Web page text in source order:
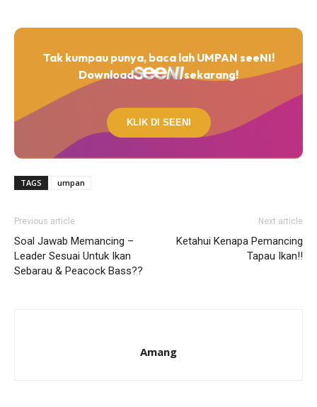
Tak kumpau punya, baca lah UMPAN seeNI!
Download
sekarang!
KLIK DI SEENI
TAGS umpan
Previous article
Soal Jawab Memancing –
Leader Sesuai Untuk Ikan
Sebarau & Peacock Bass??
Next article
Ketahui Kenapa Pemancing
Tapau Ikan!!
Amang